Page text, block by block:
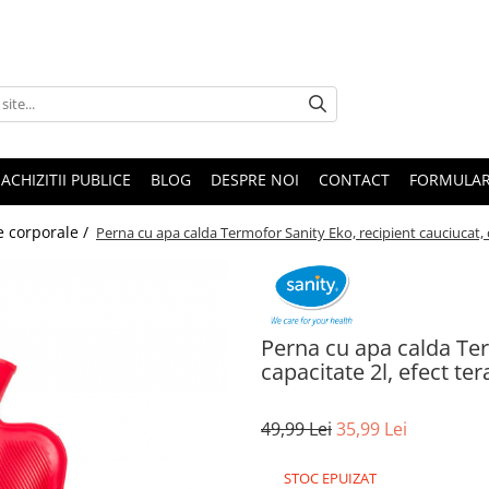
ACHIZITII PUBLICE BLOG DESPRE NOI CONTACT
corporale / Perna cu apa calda Termofor Sanity Eko, recipient
Perna cu apa calda
capacitate 2l, efect
49,99 Lei35,99 Lei
STOC EPUIZAT